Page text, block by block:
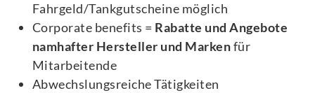
Fahrgeld/Tankgutscheine möglich
Corporate benefits = Rabatte und Angebote
namhafter Hersteller und Markenfür
Mitarbeitende
Abwechslungsreiche Tätigkeiten